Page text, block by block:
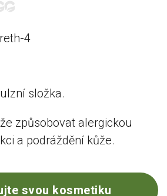
4
složka.
způsobovat alergickou
a podráždění kůže.
svou kosmetiku